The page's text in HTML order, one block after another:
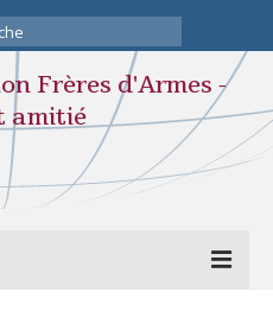
Frères d'Armes -
amitié